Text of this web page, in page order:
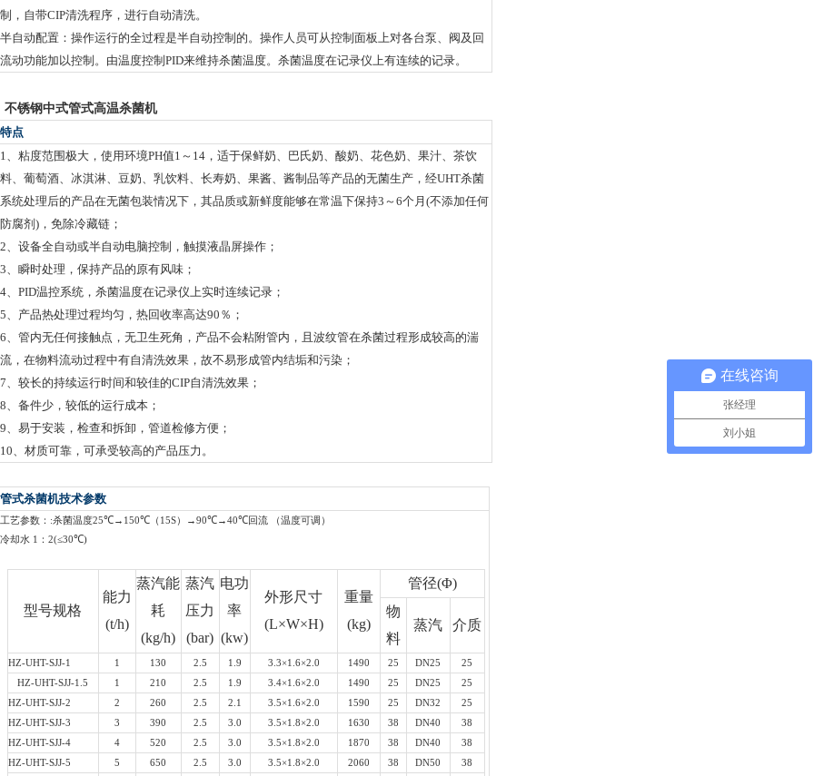
制，自带CIP清洗程序，进行自动清洗。
半自动配置：操作运行的全过程是半自动控制的。操作人员可从控制面板上对各台泵、阀及回
流动功能加以控制。由温度控制PID来维持杀菌温度。杀菌温度在记录仪上有连续的记录。
不锈钢中式管式高温杀菌机
特点
1、粘度范围极大，使用环境PH值1～14，适于保鲜奶、巴氏奶、酸奶、花色奶、果汁、茶饮
料、葡萄酒、冰淇淋、豆奶、乳饮料、长寿奶、果酱、酱制品等产品的无菌生产，经UHT杀菌
系统处理后的产品在无菌包装情况下，其品质或新鲜度能够在常温下保持3～6个月(不添加任何
防腐剂)，免除冷藏链；
2、设备全自动或半自动电脑控制，触摸液晶屏操作；
3、瞬时处理，保持产品的原有风味；
4、PID温控系统，杀菌温度在记录仪上实时连续记录；
5、产品热处理过程均匀，热回收率高达90％；
6、管内无任何接触点，无卫生死角，产品不会粘附管内，且波纹管在杀菌过程形成较高的湍
流，在物料流动过程中有自清洗效果，故不易形成管内结垢和污染；
7、较长的持续运行时间和较佳的CIP自清洗效果；
8、备件少，较低的运行成本；
9、易于安装，检查和拆卸，管道检修方便；
10、材质可靠，可承受较高的产品压力。
管式杀菌机技术参数
工艺参数：:杀菌温度25℃→ 150℃（15S） →90℃→40℃回流
（温度可调）
冷却水 1：2(≤30℃)
型号规格
能力
(t/h)
蒸汽能
耗
(kg/h)
蒸汽
压力
(bar)
电功
率
(kw)
外形尺寸
(L×W×H)
重量
(kg)
管径(Φ)
物
料
蒸汽 介质
HZ-UHT-SJJ-1 1 130 2.5 1.9 3.3×1.6×2.0 1490 25 DN25
25
HZ-UHT-SJJ-1 .5 1 210 2.5 1.9 3. 4×1.6×2.0 1490 25 DN25
25
HZ-UHT-SJJ-2 2 260 2.5 2.1 3.5×1.6×2.0 1590 25 DN32
25
HZ-UHT-SJJ-3 3 390 2.5 3.0 3.5×1.8×2.0 1630 38 DN40
38
HZ-UHT-SJJ-4 4 520 2.5 3.0 3.5×1.8×2.0 1870 38 DN40
38
HZ-UHT-SJJ-5 5 650 2.5 3.0 3.5×1.8×2.0 2060 38 DN50
38
在线咨询
张经理
刘小姐